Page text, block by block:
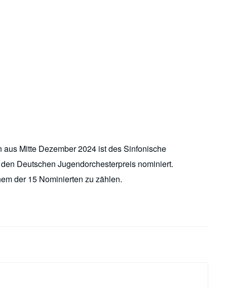
aus Mitte Dezember 2024 ist des Sinfonische
Deutschen Jugendorchesterpreis nominiert.
der 15 Nominierten zu zählen.